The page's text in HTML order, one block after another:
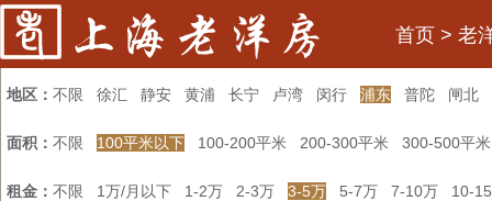
首页 > 老
地区： 不限 徐汇 静安 黄浦 长宁 卢湾 闵行 浦东 普陀 闸北
面积： 不限 100平米以下 100-200平米 200-300平米 300-500平米
租金： 不限 1万/月以下 1-2万 2-3万 3-5万 5-7万 7-10万 10-